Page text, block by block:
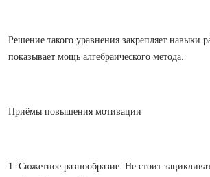
Решение такого уравнения закрепляет навыки
показывает мощь алгебраического метода.
Приёмы повышения мотивации
1. Сюжетное разнообразие. Не стоит